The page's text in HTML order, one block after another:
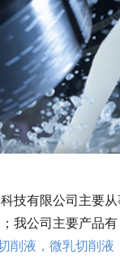
技有限公司主要
我公司主要产品
削液，微乳切削液